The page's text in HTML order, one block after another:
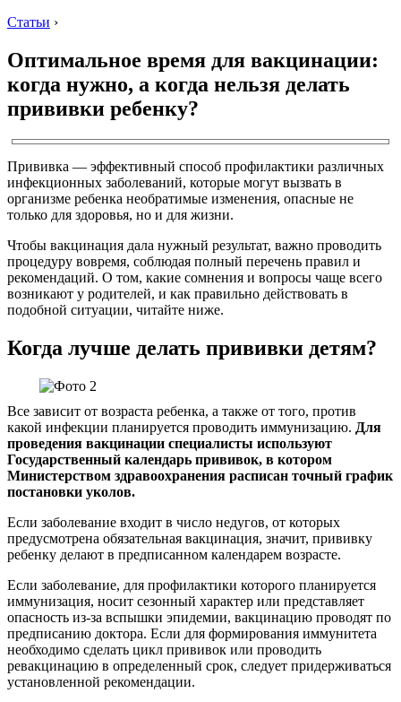
Статьи ›
Оптимальное время для вакцинации:
когда нужно, а когда нельзя делать
прививки ребенку?
Прививка — эффективный способ профилактики различных
инфекционных заболеваний, которые могут вызвать в
организме ребенка необратимые изменения, опасные не
только для здоровья, но и для жизни.
Чтобы вакцинация дала нужный результат, важно проводить
процедуру вовремя, соблюдая полный перечень правил и
рекомендаций. О том, какие сомнения и вопросы чаще всего
возникают у родителей, и как правильно действовать в
подобной ситуации, читайте ниже.
Когда лучше делать прививки детям?
Все зависит от возраста ребенка, а также от того, против
какой инфекции планируется проводить иммунизацию. Для
проведения вакцинации специалисты используют
Государственный календарь прививок, в котором
Министерством здравоохранения расписан точный график
постановки уколов.
Если заболевание входит в число недугов, от которых
предусмотрена обязательная вакцинация, значит, прививку
ребенку делают в предписанном календарем возрасте.
Если заболевание, для профилактики которого планируется
иммунизация, носит сезонный характер или представляет
опасность из-за вспышки эпидемии, вакцинацию проводят по
предписанию доктора. Если для формирования иммунитета
необходимо сделать цикл прививок или проводить
ревакцинацию в определенный срок, следует придерживаться
установленной рекомендации.